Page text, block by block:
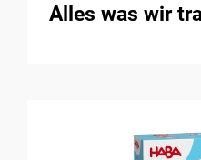
Alles was wir